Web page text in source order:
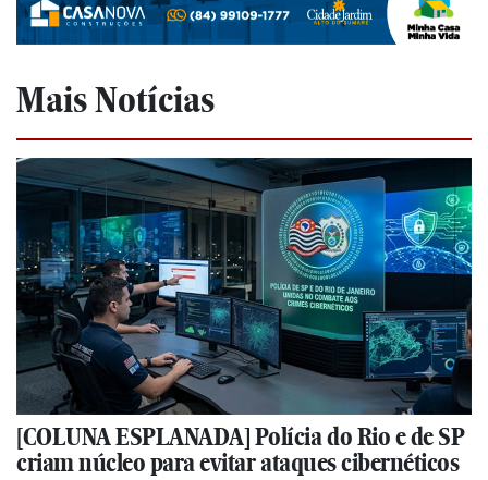
Mais Notícias
[COLUNA ESPLANADA] Polícia do Rio e de SP
criam núcleo para evitar ataques cibernéticos